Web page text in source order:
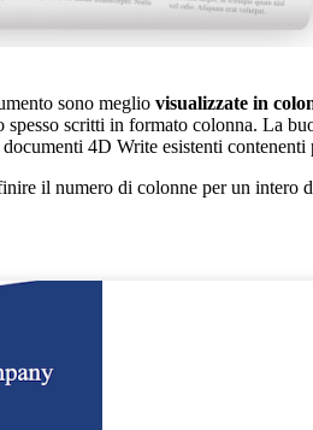
sono meglio visualizzate in
spesso scritti in formato colonna. La
4D Write esistenti contenenti
il numero di colonne per un intero